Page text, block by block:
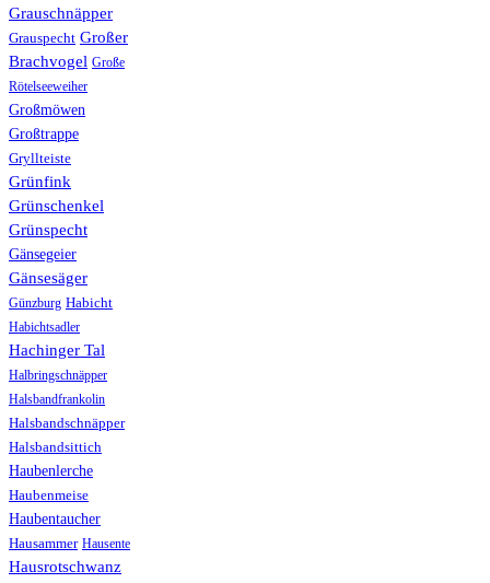
Grauschnäpper
Grauspecht Großer
Brachvogel Große
Rötelseeweiher
Großmöwen
Großtrappe
Gryllteiste
Grünfink
Grünschenkel
Grünspecht
Gänsegeier
Gänsesäger
Günzburg Habicht
Habichtsadler
Hachinger Tal
Halbringschnäpper
Halsbandfrankolin
Halsbandschnäpper
Halsbandsittich
Haubenlerche
Haubenmeise
Haubentaucher
Hausammer Hausente
Hausrotschwanz